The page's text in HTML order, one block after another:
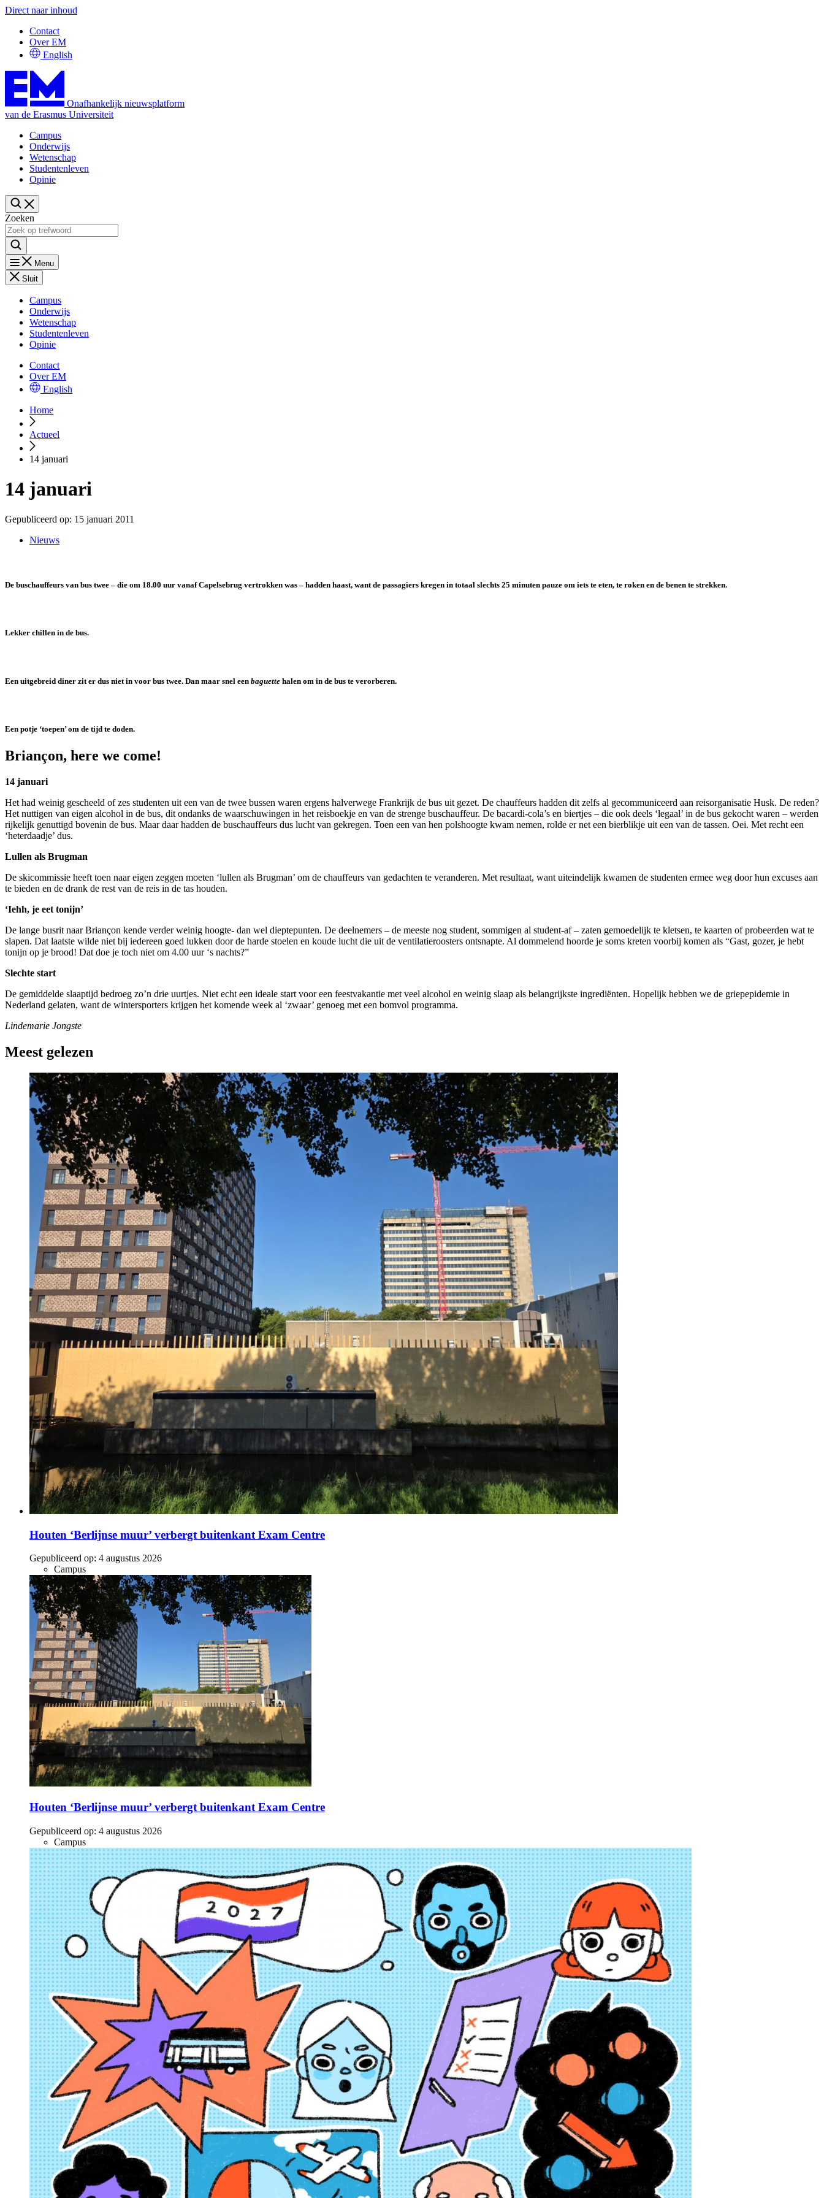
Direct naar inhoud
Contact
Over EM
English
Onafhankelijk nieuwsplatform
van de Erasmus Universiteit
Campus
Onderwijs
Wetenschap
Studentenleven
Opinie
Zoeken
Menu
Sluit
Campus
Onderwijs
Wetenschap
Studentenleven
Opinie
Contact
Over EM
English
Home
Actueel
14 januari
14 januari
Gepubliceerd op: 15 januari 2011
Nieuws
De buschauffeurs van bus twee – die om 18.00 uur vanaf Capelsebrug vertrokken was – hadden haast, want de passagiers kregen in totaal slechts 25 minuten pauze om iets te eten, te roken en de benen te strekken.
Lekker chillen in de bus.
Een uitgebreid diner zit er dus niet in voor bus twee. Dan maar snel een baguette halen om in de bus te verorberen.
Een potje ‘toepen’ om de tijd te doden.
Briançon, here we come!
14 januari
Het had weinig gescheeld of zes studenten uit een van de twee bussen waren ergens halverwege Frankrijk de bus uit gezet. De chauffeurs hadden dit zelfs al gecommuniceerd aan reisorganisatie Husk. De reden?
Het nuttigen van eigen alcohol in de bus, dit ondanks de waarschuwingen in het reisboekje en van de strenge buschauffeur. De bacardi-cola’s en biertjes – die ook deels ‘legaal’ in de bus gekocht waren – werden
rijkelijk genuttigd bovenin de bus. Maar daar hadden de buschauffeurs dus lucht van gekregen. Toen een van hen polshoogte kwam nemen, rolde er net een bierblikje uit een van de tassen. Oei. Met recht een
‘heterdaadje’ dus.
Lullen als Brugman
De skicommissie heeft toen naar eigen zeggen moeten ‘lullen als Brugman’ om de chauffeurs van gedachten te veranderen. Met resultaat, want uiteindelijk kwamen de studenten ermee weg door hun excuses aan
te bieden en de drank de rest van de reis in de tas houden.
‘Iehh, je eet tonijn’
De lange busrit naar Briançon kende verder weinig hoogte- dan wel dieptepunten. De deelnemers – de meeste nog student, sommigen al student-af – zaten gemoedelijk te kletsen, te kaarten of probeerden wat te
slapen. Dat laatste wilde niet bij iedereen goed lukken door de harde stoelen en koude lucht die uit de ventilatieroosters ontsnapte. Al dommelend hoorde je soms kreten voorbij komen als “Gast, gozer, je hebt
tonijn op je brood! Dat doe je toch niet om 4.00 uur ‘s nachts?”
Slechte start
De gemiddelde slaaptijd bedroeg zo’n drie uurtjes. Niet echt een ideale start voor een feestvakantie met veel alcohol en weinig slaap als belangrijkste ingrediënten. Hopelijk hebben we de griepepidemie in
Nederland gelaten, want de wintersporters krijgen het komende week al ‘zwaar’ genoeg met een bomvol programma.
Lindemarie Jongste
Meest gelezen
Houten ‘Berlijnse muur’ verbergt buitenkant Exam Centre
Gepubliceerd op: 4 augustus 2026
Campus
Houten ‘Berlijnse muur’ verbergt buitenkant Exam Centre
Gepubliceerd op: 4 augustus 2026
Campus